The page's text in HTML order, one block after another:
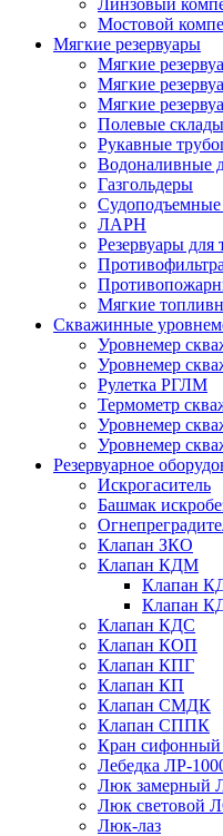
Линзовый
Мостовой
Мягкие резервуары
Мягкие
Мягкие
Мягкие
Полевые
Рукавные
Водоналивные
Газгольдеры
ЛАРН
Резервуары для
Мягкие
Скважинные
Уровнемер
Уровнемер
Рулетка РГЛМ
Термометр
Уровнемер
Уровнемер
Резервуарное
Искрогаситель
Башмак
Клапан ЗКО
Клапан КДМ
Клапан
Клапан
Клапан КДС
Клапан КОП
Клапан КПГ
Клапан КП
Клапан СМДК
Клапан СППК
Кран
Лебедка ЛР-
Люк замерный
Люк световой
Люк-лаз